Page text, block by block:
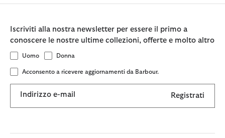
Iscriviti alla nostra newsletter per essere il primo a
conoscere le nostre ultime collezioni, offerte e molto altro
Uomo Donna
Acconsento a ricevere aggiornamenti da Barbour.
Indirizzo e-mail Registrati